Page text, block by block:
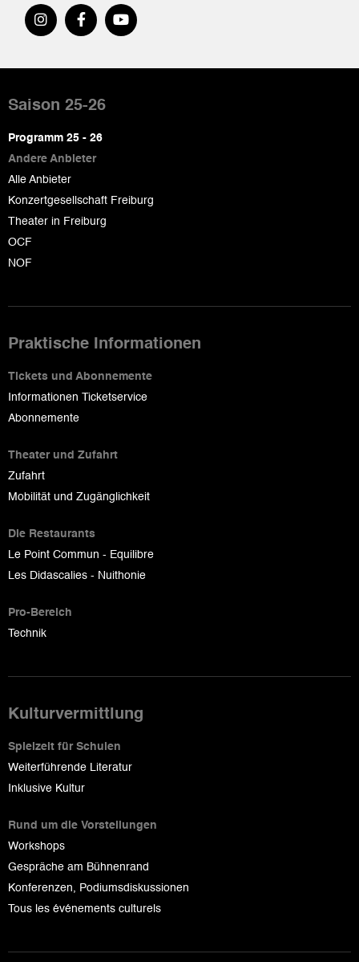
de
page
Saison 25-26
Programm 25 - 26
Andere Anbieter
Alle Anbieter
Konzertgesellschaft Freiburg
Theater in Freiburg
OCF
NOF
Praktische Informationen
Tickets und Abonnemente
Informationen Ticketservice
Abonnemente
Theater und Zufahrt
Zufahrt
Mobilität und Zugänglichkeit
Die Restaurants
Le Point Commun - Equilibre
Les Didascalies - Nuithonie
Pro-Bereich
Technik
Kulturvermittlung
Spielzeit für Schulen
Weiterführende Literatur
Inklusive Kultur
Rund um die Vorstellungen
Workshops
Gespräche am Bühnenrand
Konferenzen, Podiumsdiskussionen
Tous les événements culturels